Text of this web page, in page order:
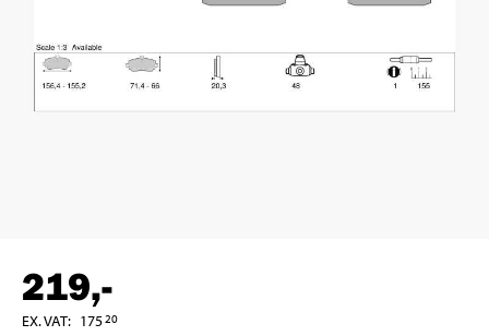
219,-
EX. VAT: 17520